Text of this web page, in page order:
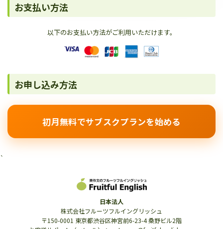
お支払い方法
以下のお支払い方法がご利用いただけます。
お申し込み方法
初月無料でサブスクプランを始める
`
日本法人
株式会社フルーツフルイングリッシュ
〒150-0001 東京都渋谷区神宮前6-23-4 桑野ビル2階